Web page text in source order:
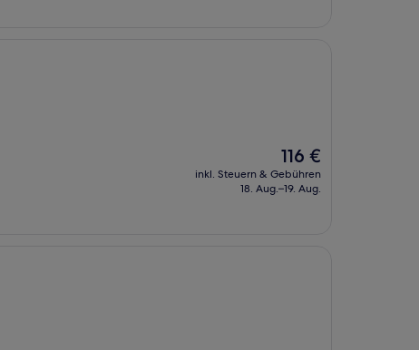
Der
Preis
beträgt
116 €
inkl. Steuern & Gebühren
18. Aug.–19. Aug.